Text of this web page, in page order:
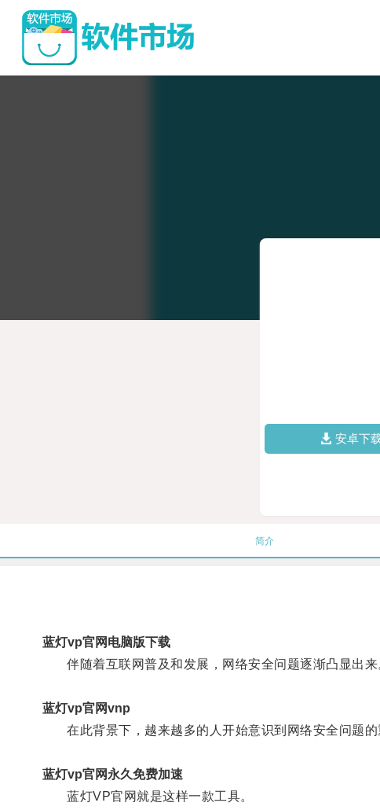
安卓下
简介
蓝灯vp官网电脑版下载
伴随着互联网普及和发展，网络安全问题逐渐凸显出来
蓝灯vp官网vnp
在此背景下，越来越多的人开始意识到网络安全问题的
蓝灯vp官网永久免费加速
蓝灯VP官网就是这样一款工具。